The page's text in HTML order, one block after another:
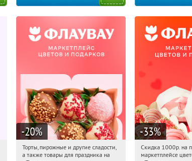
-20%
01:21:33 Получили:
Торты, пирожные и другие сладости,
а также товары для праздника на
-33%
01:21:33
Скидка 1000р. на
маркетплейсе